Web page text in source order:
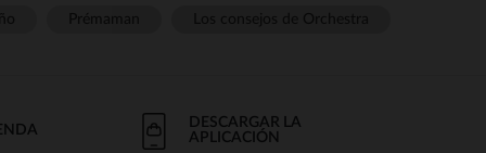
DESCARGAR LA
APLICACIÓN